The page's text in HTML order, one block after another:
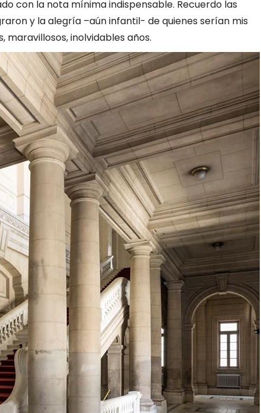
con la nota mínima indispensable. Recuerdo las
y la alegría –aún infantil- de quienes serían mis
inolvidables años.